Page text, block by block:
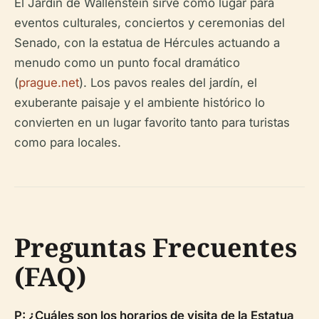
El Jardín de Wallenstein sirve como lugar para
eventos culturales, conciertos y ceremonias del
Senado, con la estatua de Hércules actuando a
menudo como un punto focal dramático
(prague.net). Los pavos reales del jardín, el
exuberante paisaje y el ambiente histórico lo
convierten en un lugar favorito tanto para turistas
como para locales.
Preguntas Frecuentes
(FAQ)
P: ¿Cuáles son los horarios de visita de la Estatua